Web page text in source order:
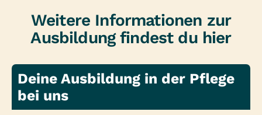
Mindestalter: 16 Jahre
gesundheitliche Eignung
Führungszeugnis
neunjähriger Schulabschluss
gute Deutschkenntnisse in Wort und
Weitere Informationen zur
Ausbildung findest du hier
Deine Ausbildung in der Pflege
bei uns